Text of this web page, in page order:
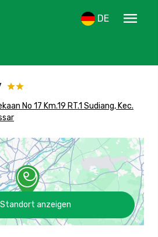
DE
menu
No 17 Km.19 RT.1 Sudiang, Kec.
Standort anzeigen